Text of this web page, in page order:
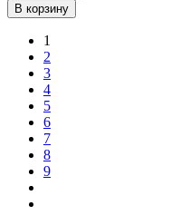
В корзину
1
2
3
4
5
6
7
8
9